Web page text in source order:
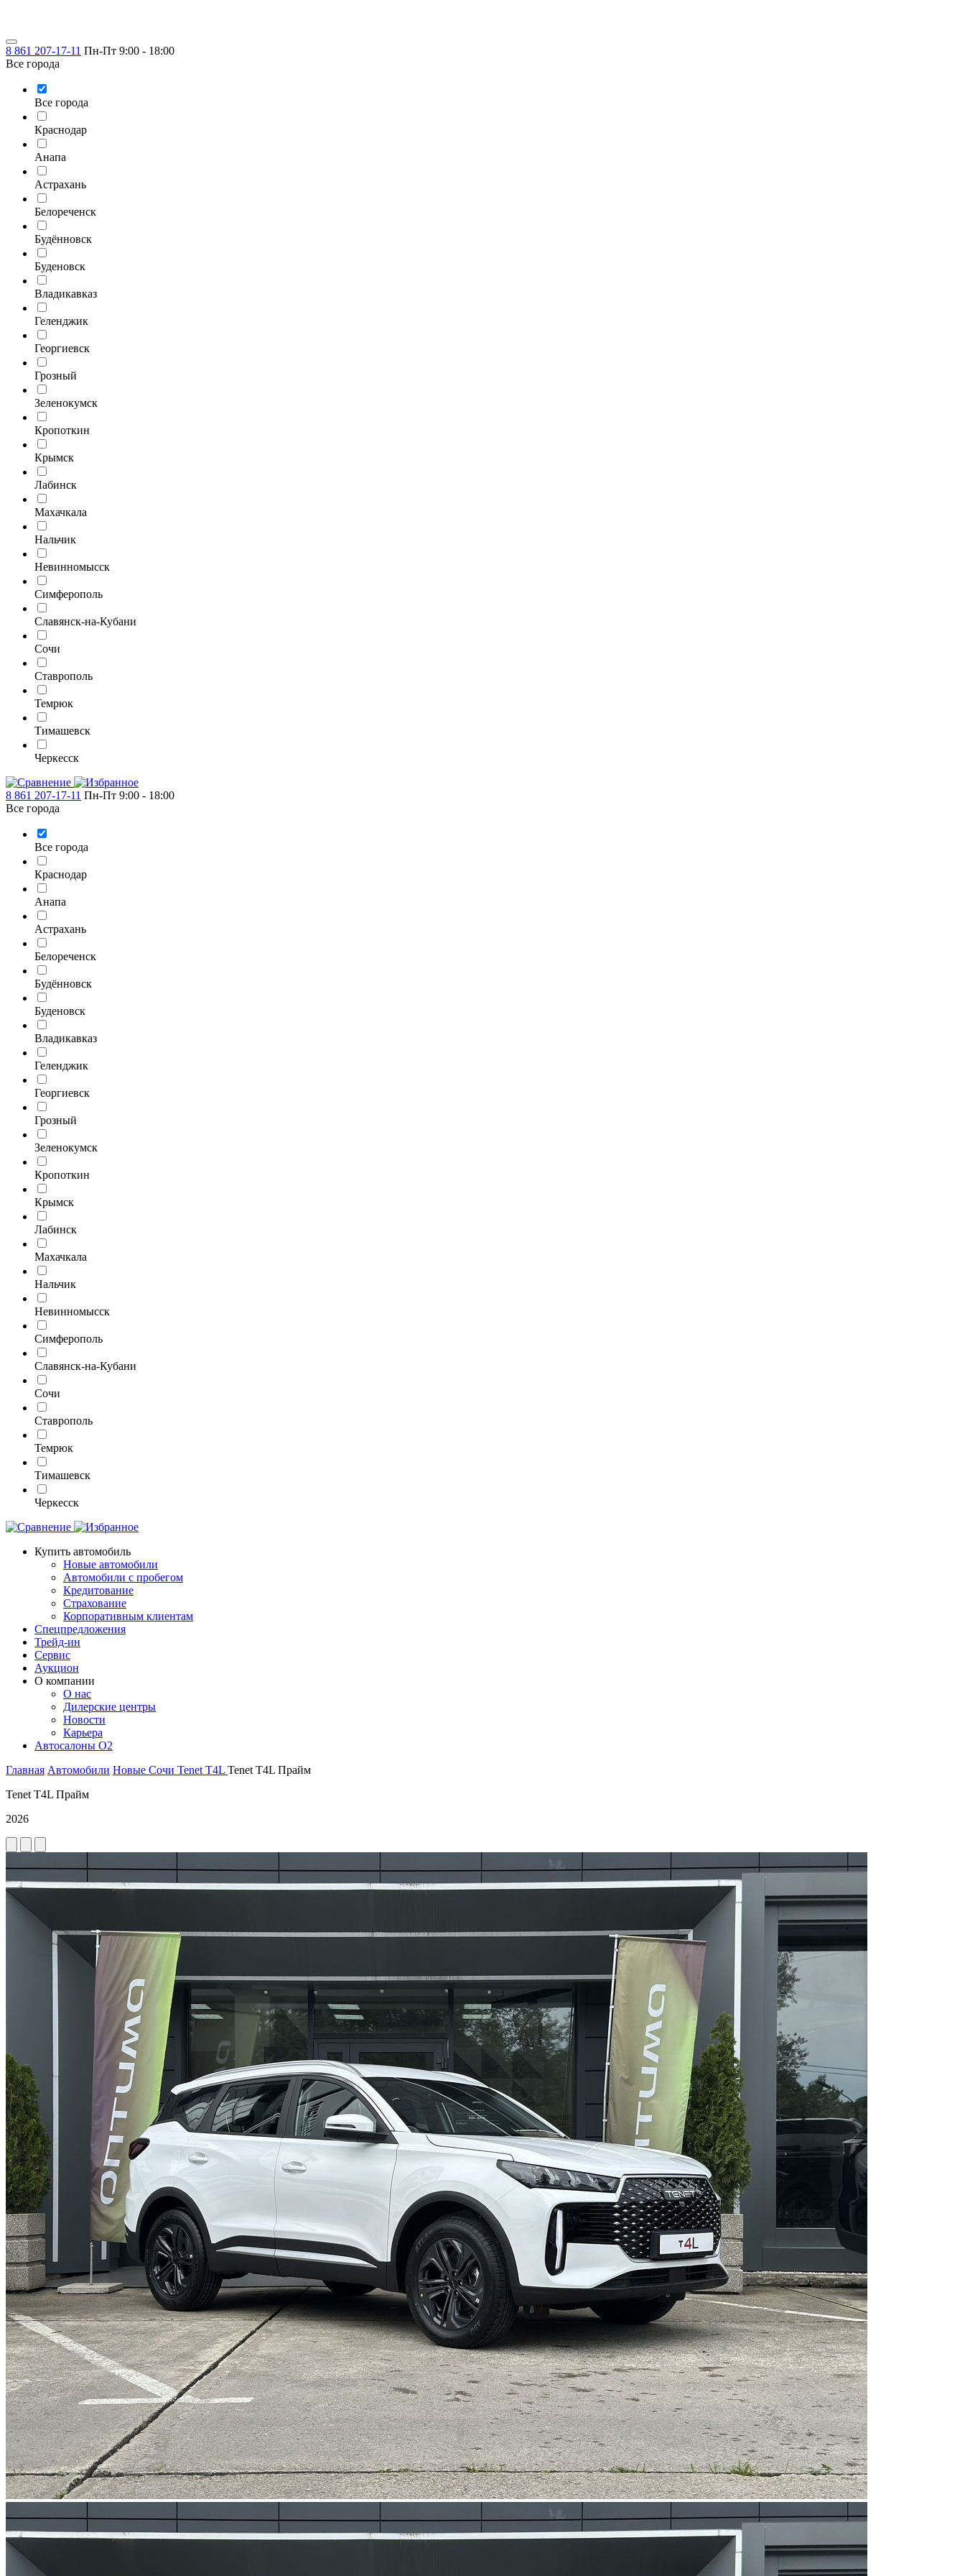
8 861 207-17-11 Пн-Пт 9:00 - 18:00
Все города
Все города
Краснодар
Анапа
Астрахань
Белореченск
Будённовск
Буденовск
Владикавказ
Геленджик
Георгиевск
Грозный
Зеленокумск
Кропоткин
Крымск
Лабинск
Махачкала
Нальчик
Невинномысск
Симферополь
Славянск-на-Кубани
Сочи
Ставрополь
Темрюк
Тимашевск
Черкесск
8 861 207-17-11 Пн-Пт 9:00 - 18:00
Все города
Все города
Краснодар
Анапа
Астрахань
Белореченск
Будённовск
Буденовск
Владикавказ
Геленджик
Георгиевск
Грозный
Зеленокумск
Кропоткин
Крымск
Лабинск
Махачкала
Нальчик
Невинномысск
Симферополь
Славянск-на-Кубани
Сочи
Ставрополь
Темрюк
Тимашевск
Черкесск
Купить автомобиль
Новые автомобили
Автомобили с пробегом
Кредитование
Страхование
Корпоративным клиентам
Спецпредложения
Трейд-ин
Сервис
Аукцион
О компании
О нас
Дилерские центры
Новости
Карьера
Автосалоны O2
Главная Автомобили Новые Сочи Tenet T4L Tenet T4L Прайм
Tenet T4L Прайм
2026